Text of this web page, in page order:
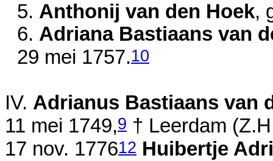
5. Anthonij van den Hoek,
6. Adriana Bastiaans van
29 mei 1757.10
IV. Adrianus Bastiaans van
11 mei 1749,9 † Leerdam
17 nov. 177612 Huibertje